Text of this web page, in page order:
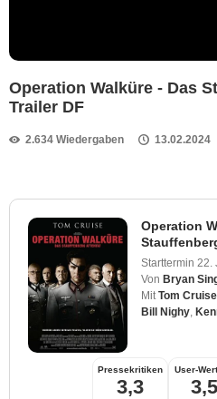
Operation Walküre - Das
Trailer DF
2.634 Wiedergaben 13.02.2024
Operation
Starttermin 22.
Von Bryan
Mit Tom Cruise
Bill Nighy
Pressekritiken
3,3
User-
3,5